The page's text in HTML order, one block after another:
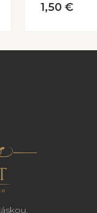
1,50 €